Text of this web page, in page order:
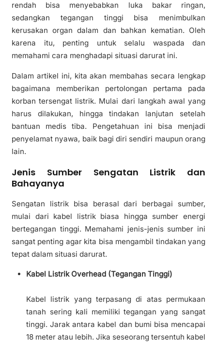
rendah bisa menyebabkan luka bakar ringan,
sedangkan tegangan tinggi bisa menimbulkan
kerusakan organ dalam dan bahkan kematian. Oleh
karena itu, penting untuk selalu waspada dan
memahami cara menghadapi situasi darurat ini.
Dalam artikel ini, kita akan membahas secara lengkap
bagaimana memberikan pertolongan pertama pada
korban tersengat listrik. Mulai dari langkah awal yang
harus dilakukan, hingga tindakan lanjutan setelah
bantuan medis tiba. Pengetahuan ini bisa menjadi
penyelamat nyawa, baik bagi diri sendiri maupun orang
lain.
Jenis Sumber Sengatan Listrik dan
Bahayanya
Sengatan listrik bisa berasal dari berbagai sumber,
mulai dari kabel listrik biasa hingga sumber energi
bertegangan tinggi. Memahami jenis-jenis sumber ini
sangat penting agar kita bisa mengambil tindakan yang
tepat dalam situasi darurat.
Kabel Listrik Overhead (Tegangan Tinggi)
Kabel listrik yang terpasang di atas permukaan
tanah sering kali memiliki tegangan yang sangat
tinggi. Jarak antara kabel dan bumi bisa mencapai
18 meter atau lebih. Jika seseorang tersentuh kabel